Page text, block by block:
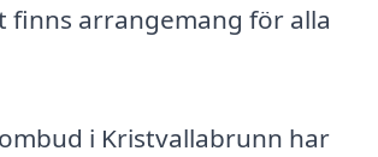
finns arrangemang för alla
i Kristvallabrunn har